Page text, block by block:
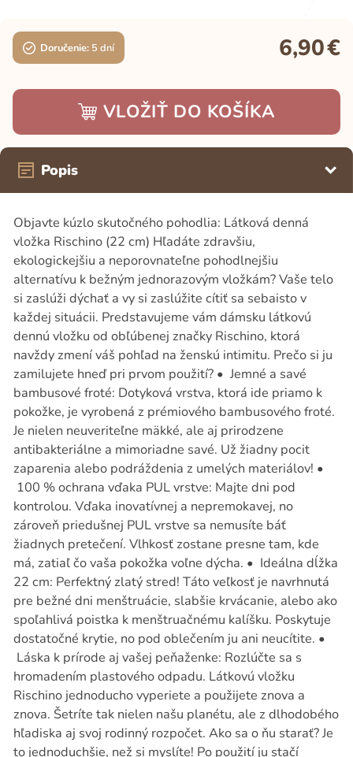
Doručenie: 5 dní 6,90€
VLOŽIŤ DO KOŠÍKA
Popis
Objavte kúzlo skutočného pohodlia: Látková denná
vložka Rischino (22 cm) Hľadáte zdravšiu,
ekologickejšiu a neporovnateľne pohodlnejšiu
alternatívu k bežným jednorazovým vložkám? Vaše telo
si zaslúži dýchať a vy si zaslúžite cítiť sa sebaisto v
každej situácii. Predstavujeme vám dámsku látkovú
dennú vložku od obľúbenej značky Rischino, ktorá
navždy zmení váš pohľad na ženskú intimitu. Prečo si ju
zamilujete hneď pri prvom použití? • Jemné a savé
bambusové froté: Dotyková vrstva, ktorá ide priamo k
pokožke, je vyrobená z prémiového bambusového froté.
Je nielen neuveriteľne mäkké, ale aj prirodzene
antibakteriálne a mimoriadne savé. Už žiadny pocit
zaparenia alebo podráždenia z umelých materiálov! •
100 % ochrana vďaka PUL vrstve: Majte dni pod
kontrolou. Vďaka inovatívnej a nepremokavej, no
zároveň priedušnej PUL vrstve sa nemusíte báť
žiadnych pretečení. Vlhkosť zostane presne tam, kde
má, zatiaľ čo vaša pokožka voľne dýcha. • Ideálna dĺžka
22 cm: Perfektný zlatý stred! Táto veľkosť je navrhnutá
pre bežné dni menštruácie, slabšie krvácanie, alebo ako
spoľahlivá poistka k menštruačnému kalíšku. Poskytuje
dostatočné krytie, no pod oblečením ju ani neucítite. •
Láska k prírode aj vašej peňaženke: Rozlúčte sa s
hromadením plastového odpadu. Látkovú vložku
Rischino jednoducho vyperiete a použijete znova a
znova. Šetríte tak nielen našu planétu, ale z dlhodobého
hľadiska aj svoj rodinný rozpočet. Ako sa o ňu starať? Je
to jednoduchšie, než si myslíte! Po použití ju stačí